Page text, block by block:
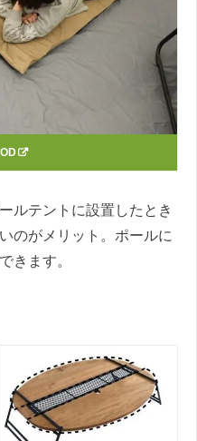
ルテントに設置したとき
のがメリット。ポールに
きます。